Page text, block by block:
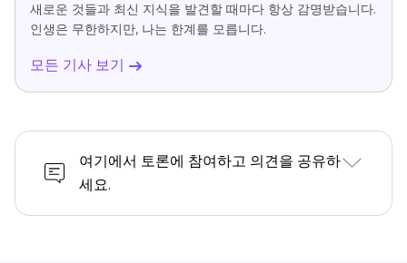
새로운 것들과 최신 지식을 발견할 때마다 항상 감명받습니다.
인생은 무한하지만, 나는 한계를 모릅니다.
모든 기사 보기
여기에서 토론에 참여하고 의견을 공유하
세요.